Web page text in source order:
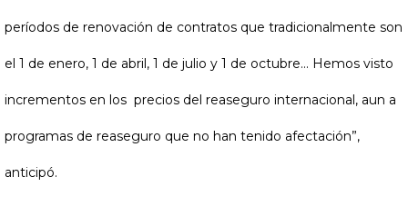
períodos de renovación de contratos que tradicionalmente son
el 1 de enero, 1 de abril, 1 de julio y 1 de octubre... Hemos visto
incrementos en los precios del reaseguro internacional, aun a
programas de reaseguro que no han tenido afectación”,
anticipó.